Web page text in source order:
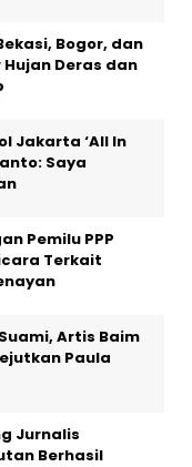
Bogor, dan
Deras dan
Jakarta ‘All In
Saya
Pemilu PPP
Terkait
Artis Baim
Paula
Jurnalis
Berhasil